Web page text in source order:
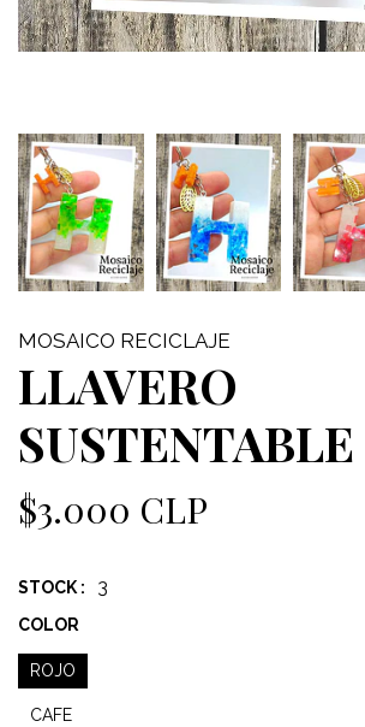
MOSAICO RECICLAJE
LLAVERO
$3.000 CLP
STOCK : 3
COLOR
ROJO
CAFE